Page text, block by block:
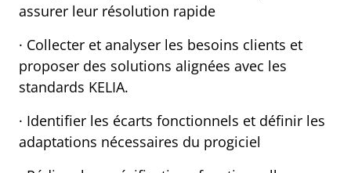
assurer leur résolution rapide
· Collecter et analyser les besoins clients et
proposer des solutions alignées avec les
standards KELIA.
· Identifier les écarts fonctionnels et définir les
adaptations nécessaires du progiciel